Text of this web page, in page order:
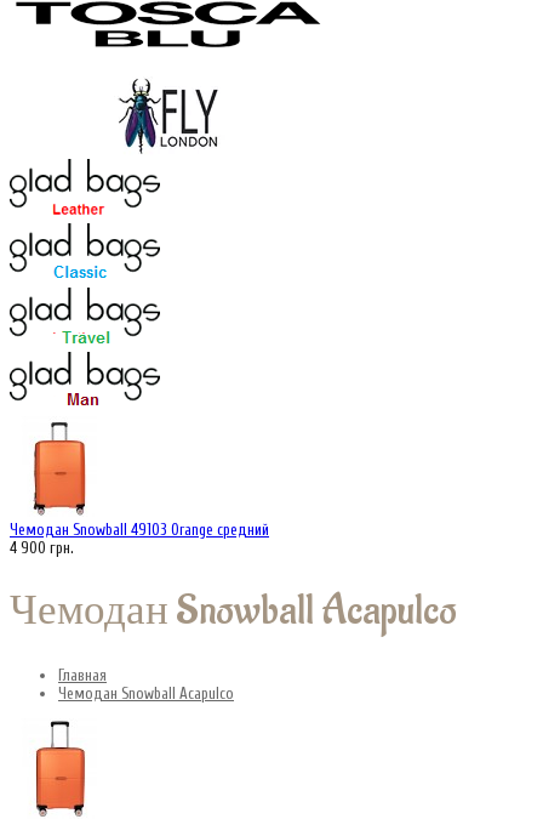
Чемодан Snowball 49103 Orange средний
4 900 грн.
Чемодан Snowball Acapulco
Главная
Чемодан Snowball Acapulco